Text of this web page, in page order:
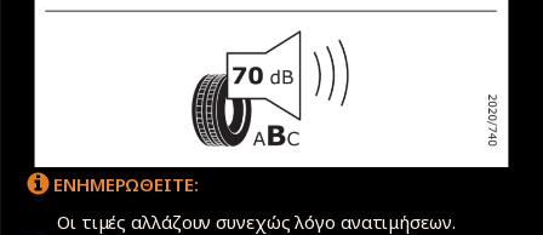
ΕΝΗΜΕΡΩΘΕΙΤΕ:
Οι τιμές αλλάζουν συνεχώς λόγο ανατιμήσεων.